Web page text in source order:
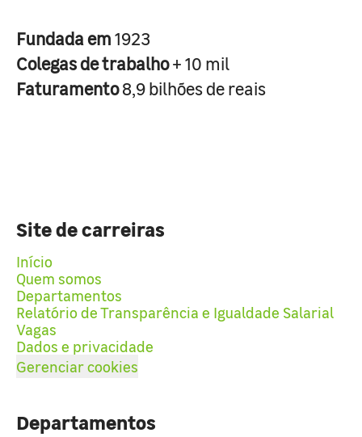
Fundada em1923
Colegas de trabalho+ 10 mil
Faturamento8,9 bilhões de reais
Site de carreiras
Início
Quem somos
Departamentos
Relatório de Transparência e Igualdade Salarial
Vagas
Dados e privacidade
Gerenciar cookies
Departamentos